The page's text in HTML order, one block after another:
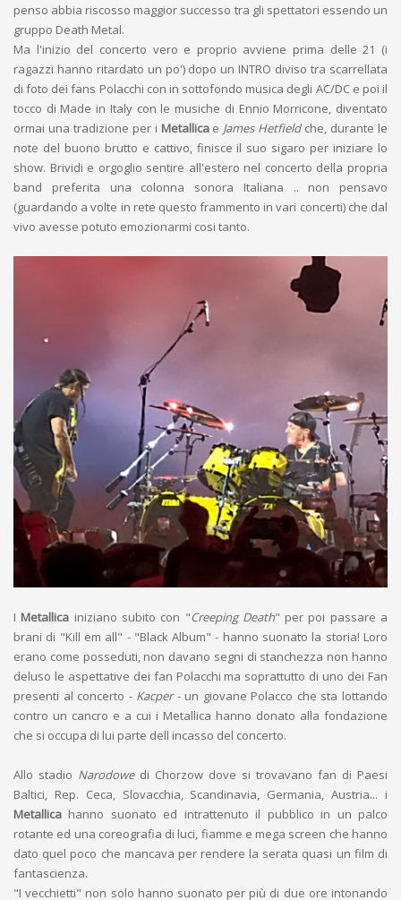
penso abbia riscosso maggior successo tra gli spettatori essendo un
gruppo Death Metal.
Ma l'inizio del concerto vero e proprio avviene prima delle 21 (i
ragazzi hanno ritardato un po') dopo un INTRO diviso tra scarrellata
di foto dei fans Polacchi con in sottofondo musica degli AC/DC e poi il
tocco di Made in Italy con le musiche di Ennio Morricone, diventato
ormai una tradizione per i Metallicae James Hetfieldche, durante le
note del buono brutto e cattivo, finisce il suo sigaro per iniziare lo
show. Brividi e orgoglio sentire all'estero nel concerto della propria
band preferita una colonna sonora Italiana .. non pensavo
(guardando a volte in rete questo frammento in vari concerti) che dal
vivo avesse potuto emozionarmi cosi tanto.
I Metallica iniziano subito con "Creeping Death" per poi passare a
brani di "Kill em all" - "Black Album" - hanno suonato la storia! Loro
erano come posseduti, non davano segni di stanchezza non hanno
deluso le aspettative dei fan Polacchi ma soprattutto di uno dei Fan
presenti al concerto -Kacper- un giovane Polacco che sta lottando
contro un cancro e a cui i Metallica hanno donato alla fondazione
che si occupa di lui parte dell incasso del concerto.
Allo stadio Narodowedi Chorzow dove si trovavano fan di Paesi
Baltici, Rep. Ceca, Slovacchia, Scandinavia, Germania, Austria... i
Metallica hanno suonato ed intrattenuto il pubblico in un palco
rotante ed una coreografia di luci, fiamme e mega screen che hanno
dato quel poco che mancava per rendere la serata quasi un film di
fantascienza.
"I vecchietti" non solo hanno suonato per più di due ore intonando